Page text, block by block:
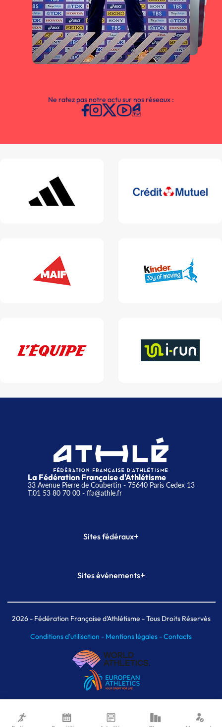
Ne ratez pas notre actu sur nos réseaux :
La Fédération Française d'Athlétisme
33 Avenue Pierre de Coubertin - 75640 Paris Cedex 13
T.01 53 80 70 00- ffa@athle.fr
Sites fédéraux+
Plateforme Formation
Sites événements+
Meeting de Paris indoor
MAIF Ekiden de Paris
2026- Fédération Française d'Athlétisme - Tous Droits Réservés
Conditions d'utilisation - Mentions légales -Contacts